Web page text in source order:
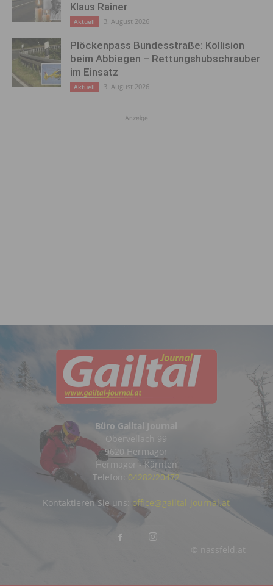
Klaus Rainer
Aktuell 3. August 2026
Plöckenpass Bundesstraße: Kollision
beim Abbiegen – Rettungshubschrauber
im Einsatz
Aktuell 3. August 2026
Anzeige
Büro Gailtal Journal
Obervellach 99
9620 Hermagor
Hermagor - Kärnten
Telefon: 04282/20472
© nassfeld.at
Kontaktieren Sie uns: office@gailtal-journal.at